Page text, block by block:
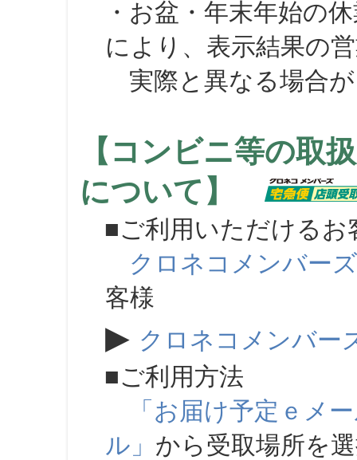
・お盆・年末年始の
により、表示結果の
実際と異なる場合が
【コンビニ等の取
について】
■ご利用いただけるお
クロネコメンバーズ
客様
▶ クロネコメンバー
■ご利用方法
「お届け予定ｅメ
ル」 から受取場所を